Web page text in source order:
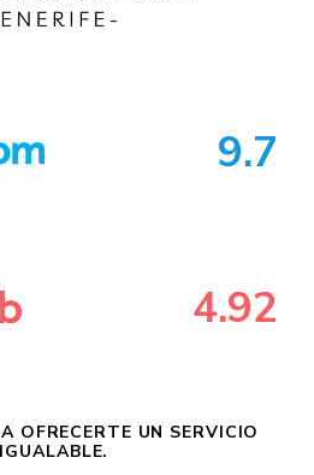
9.7
4.92
OFRECERTE UN SERVICIO